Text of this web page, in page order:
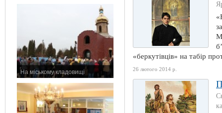
На міському кладовищі
«беркутівців» на табір
26 лютого 2014 р.